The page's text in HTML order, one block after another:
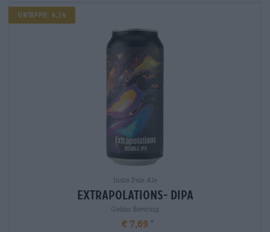
Untappd: 4,14
India Pale Ale
extrapolations- dipa
Gekko Brewing
€ 7,69